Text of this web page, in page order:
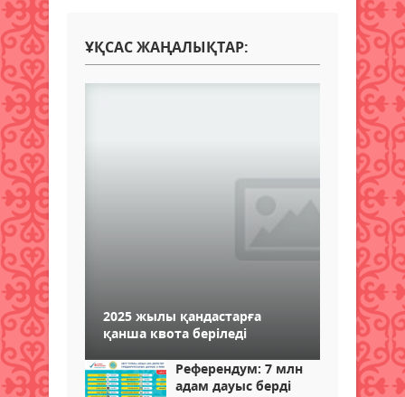
ҰҚСАС ЖАҢАЛЫҚТАР:
2025 жылы қандастарға
қанша квота беріледі
Референдум: 7 млн
адам дауыс берді